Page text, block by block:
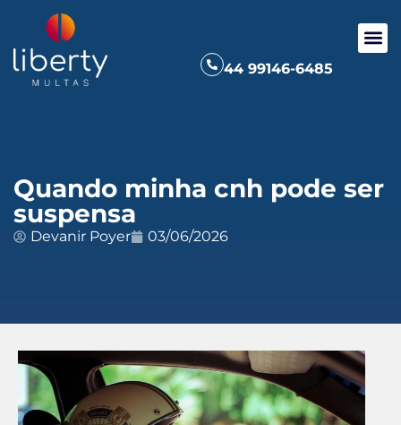
44 99146-6485
Quando minha cnh pode ser
suspensa
Devanir Poyer 03/06/2026